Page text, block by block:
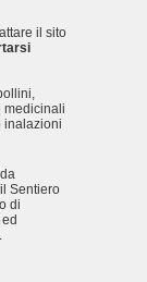
il sito
medicinali
inalazioni
Sentiero
di